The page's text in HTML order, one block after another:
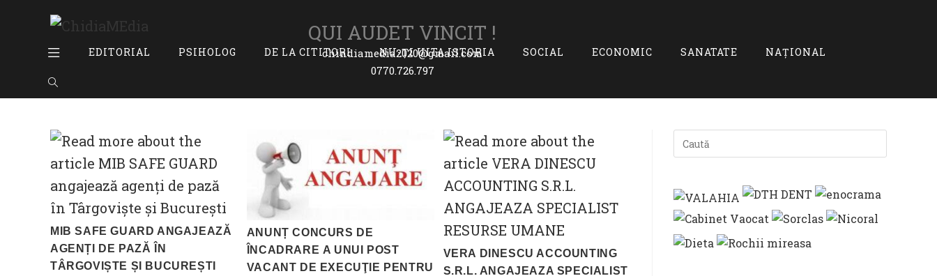
QUI AUDET VINCIT !
chindiamedia2020@gmail.com
0770.726.797
EDITORIAL PSIHOLOG DE LA CITITORI NU-ȚI UITA ISTORIA SOCIAL ECONOMIC SANATATE NAȚIONAL
TOGGLE
SEARCH
MIB SAFE GUARD ANGAJEAZĂ
AGENȚI DE PAZĂ ÎN
TÂRGOVIȘTE ȘI BUCUREȘTI
ANUNȚ CONCURS DE
ÎNCADRARE A UNUI POST
VACANT DE EXECUŢIE PENTRU
VERA DINESCU ACCOUNTING
S.R.L. ANGAJEAZA SPECIALIST